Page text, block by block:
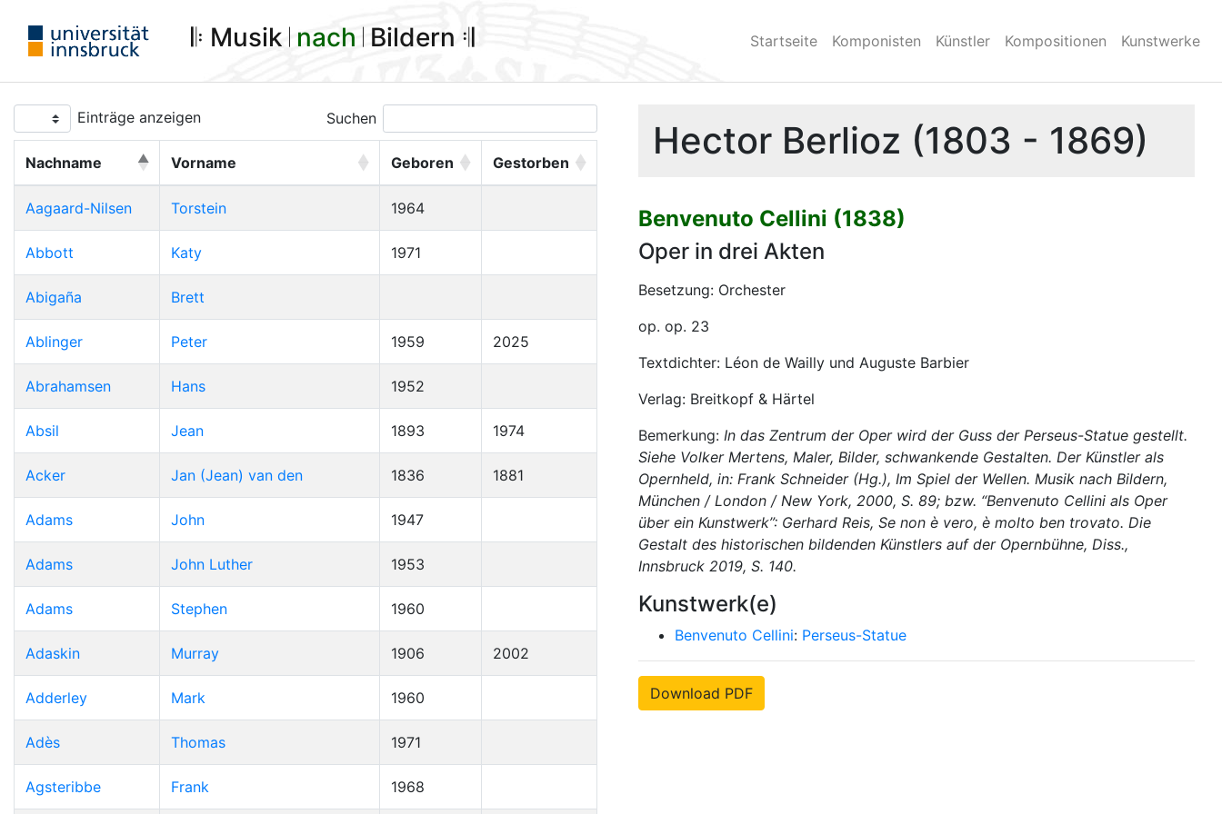
𝄆 Musik 𝄀 nach 𝄀 Bildern 𝄇 Startseite Komponisten Künstler Kompositionen Kunstwerke
Einträge anzeigen Suchen
Nachname Vorname Geboren Gestorben
Aagaard-Nilsen Torstein 1964
Abbott Katy 1971
Abigaña Brett
Ablinger Peter 1959 2025
Abrahamsen Hans 1952
Absil Jean 1893 1974
Acker Jan (Jean) van den 1836 1881
Adams John 1947
Adams John Luther 1953
Adams Stephen 1960
Adaskin Murray 1906 2002
Adderley Mark 1960
Adès Thomas 1971
Agsteribbe Frank 1968
Hector Berlioz (1803 - 1869)
Benvenuto Cellini (1838)
Oper in drei Akten
Besetzung: Orchester
op. op. 23
Textdichter: Léon de Wailly und Auguste Barbier
Verlag: Breitkopf & Härtel
Bemerkung: In das Zentrum der Oper wird der Guss der Perseus-Statue gestellt.
Siehe Volker Mertens, Maler, Bilder, schwankende Gestalten. Der Künstler als
Opernheld, in: Frank Schneider (Hg.), Im Spiel der Wellen. Musik nach Bildern,
München / London / New York, 2000, S. 89; bzw. “Benvenuto Cellini als Oper
über ein Kunstwerk”: Gerhard Reis, Se non è vero, è molto ben trovato. Die
Gestalt des historischen bildenden Künstlers auf der Opernbühne, Diss.,
Innsbruck 2019, S. 140.
Kunstwerk(e)
Benvenuto Cellini: Perseus-Statue
Download PDF